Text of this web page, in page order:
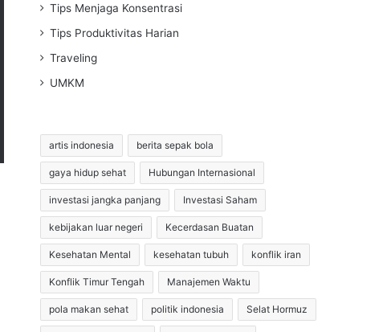
Tips Menjaga Konsentrasi
Tips Produktivitas Harian
Traveling
UMKM
artis indonesia berita sepak bola
gaya hidup sehat Hubungan Internasional
investasi jangka panjang Investasi Saham
kebijakan luar negeri Kecerdasan Buatan
Kesehatan Mental kesehatan tubuh konflik iran
Konflik Timur Tengah Manajemen Waktu
pola makan sehat politik indonesia Selat Hormuz